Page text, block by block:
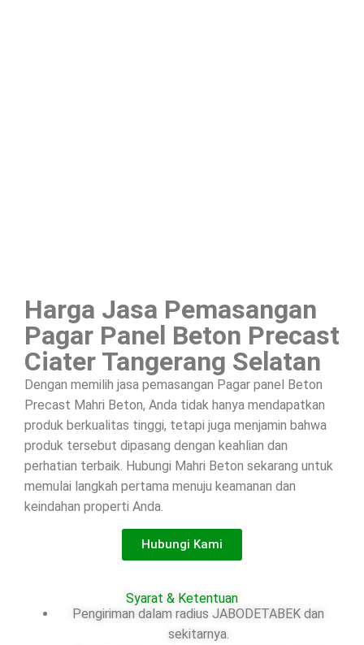
Harga Jasa Pemasangan
Pagar Panel Beton Precast
Ciater Tangerang Selatan
Dengan memilih jasa pemasangan Pagar panel Beton
Precast Mahri Beton, Anda tidak hanya mendapatkan
produk berkualitas tinggi, tetapi juga menjamin bahwa
produk tersebut dipasang dengan keahlian dan
perhatian terbaik. Hubungi Mahri Beton sekarang untuk
memulai langkah pertama menuju keamanan dan
keindahan properti Anda.
Hubungi Kami
Syarat & Ketentuan
Pengiriman dalam radius JABODETABEK dan
sekitarnya.